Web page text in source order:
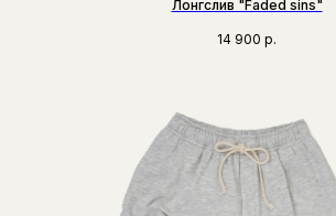
Лонгслив "Faded sins"
14 900 р.